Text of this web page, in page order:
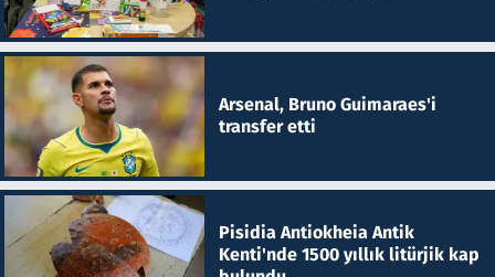
Arsenal, Bruno Guimaraes'i
transfer etti
Pisidia Antiokheia Antik
Kenti'nde 1500 yıllık litürjik kap